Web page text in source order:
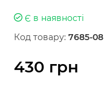
Є в наявності
Код товару: 7685-08
430 грн